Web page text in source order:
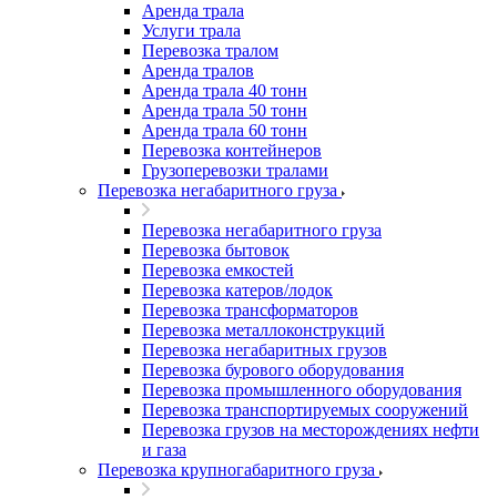
Аренда трала
Услуги трала
Перевозка тралом
Аренда тралов
Аренда трала 40 тонн
Аренда трала 50 тонн
Аренда трала 60 тонн
Перевозка контейнеров
Грузоперевозки тралами
Перевозка негабаритного груза
Перевозка негабаритного груза
Перевозка бытовок
Перевозка емкостей
Перевозка катеров/лодок
Перевозка трансформаторов
Перевозка металлоконструкций
Перевозка негабаритных грузов
Перевозка бурового оборудования
Перевозка промышленного оборудования
Перевозка транспортируемых сооружений
Перевозка грузов на месторождениях нефти
и газа
Перевозка крупногабаритного груза